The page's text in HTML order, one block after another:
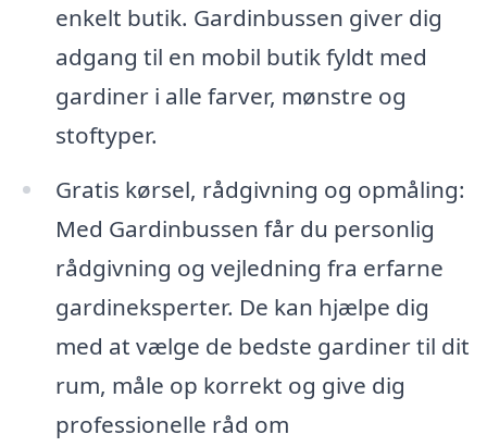
enkelt butik. Gardinbussen giver dig
adgang til en mobil butik fyldt med
gardiner i alle farver, mønstre og
stoftyper.
Gratis kørsel, rådgivning og opmåling:
Med Gardinbussen får du personlig
rådgivning og vejledning fra erfarne
gardineksperter. De kan hjælpe dig
med at vælge de bedste gardiner til dit
rum, måle op korrekt og give dig
professionelle råd om